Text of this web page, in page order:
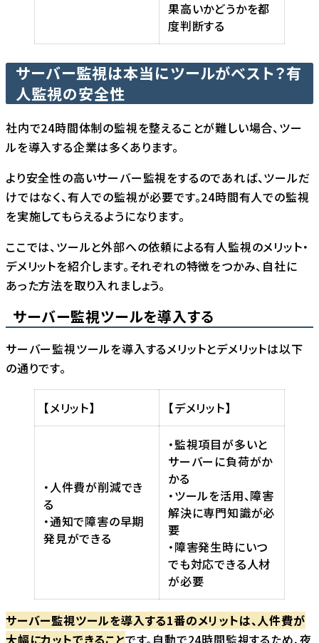
果高いかどうかを都
度判断する
サーバー監視は本当にツールがベスト？有
人監視の安全性
社内で24時間体制の監視を整えることが難しい場合、ツー
ルを導入する企業は多くあります。
より安全性の高いサーバー監視をするのであれば、ツールだ
けではなく、有人での監視が必要です。24時間有人での監視
を実施してもらえるようになります。
ここでは、ツールと外部への依頼による有人監視のメリット・
デメリットを紹介します。それぞれの特徴をつかみ、自社に
あった方法を取り入れましょう。
サーバー監視ツールを導入する
サーバー監視ツールを導入するメリットとデメリットは以下
の通りです。
【メリット】 【デメリット】
・人件費が削減でき
る
・通知で障害の早期
発見ができる
・監視項目が多いと
サーバーに負荷がか
かる
・ツールを活用、障害
解決に専門知識が必
要
・障害発生時にいつ
でも対応できる人材
が必要
サーバー監視ツールを導入する1番のメリットは、人件費が
大幅にカットできることです。自動で24時間監視するため、夜